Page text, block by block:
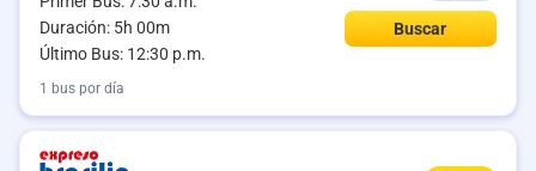
Duración: 5h 00m
Último Bus: 12:30 p.m.
Buscar
1 bus por día